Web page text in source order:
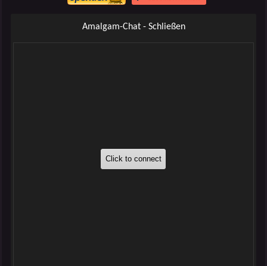
Amalgam-Chat - Schließen